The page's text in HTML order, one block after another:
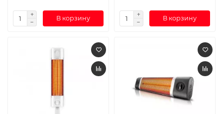
В корзину В корзину